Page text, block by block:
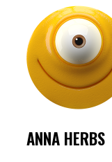
ANNA HERBS